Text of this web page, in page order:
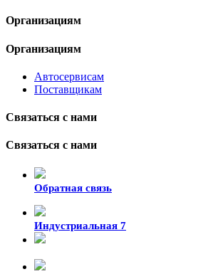
Организациям
Организациям
Автосервисам
Поставщикам
Связаться с нами
Связаться с нами
Обратная связь
Индустриальная 7